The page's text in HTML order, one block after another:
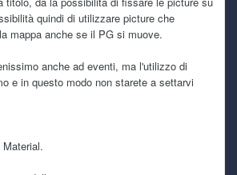
capita, ma paragonato a quanto mi
almeno il pc è utilizzabile, caspiterina
dicembre e mi son detto provo a metterci
per vedere se mi da gli stessi
quindi di utilizzare picture che
mappa anche se il PG si muove.
anche ad eventi, ma l'utilizzo di
e in questo modo non starete a settarvi